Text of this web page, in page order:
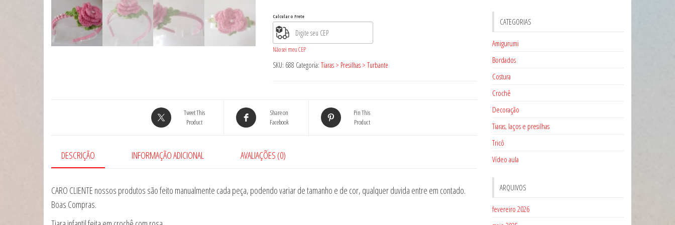
688
quantidade
Calcular o Frete
Não sei meu CEP
SKU: 688 Categoria: Tiaras > Presilhas > Turbante
Tweet This
Product
Share on
Facebook
Pin This
Product
DESCRIÇÃO INFORMAÇÃO ADICIONAL AVALIAÇÕES (0)
CARO CLIENTE nossos produtos são feito manualmente cada peça, podendo variar de tamanho e de cor, qualquer duvida entre em contado.
Boas Compras.
CATEGORIAS
Amigurumi
Bordados
Costura
Crochê
Decoração
Tiaras, laços e presilhas
Tricô
Vídeo aula
ARQUIVOS
fevereiro 2026